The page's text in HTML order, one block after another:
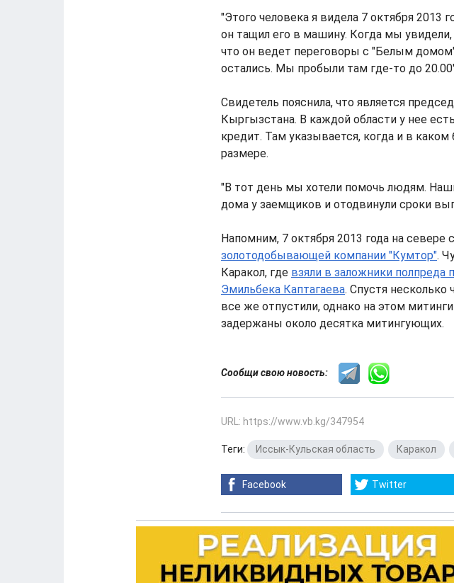
"Этого человека я видела 7 октября 2013
он тащил его в машину. Когда мы увидели,
что он ведет переговоры с "Белым
остались. Мы пробыли там где-то до
Свидетель пояснила, что является
Кыргызстана. В каждой области у нее
кредит. Там указывается, когда и в
размере.
"В тот день мы хотели помочь людям.
дома у заемщиков и отодвинули сроки
Напомним, 7 октября 2013 года на севере
золотодобывающей компании "Кумтор".
Каракол, где взяли в заложники полпреда
Эмильбека Каптагаева. Спустя несколько
все же отпустили, однако на этом
задержаны около десятка митингующих.
Сообщи свою новость:
URL: https://www.vb.kg/347954
Теги: Иссык-Кульская область Каракол
Facebook Twitter